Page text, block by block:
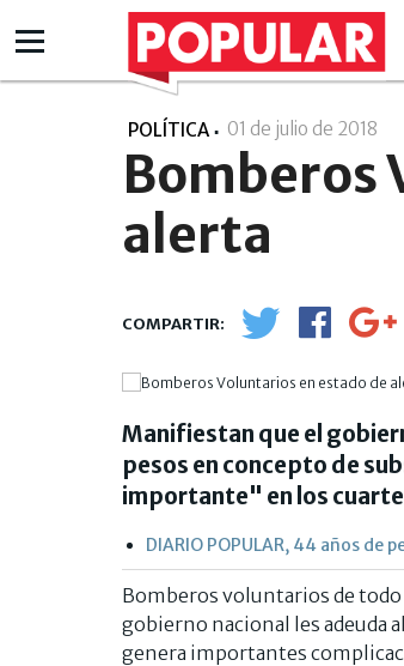
POLÍTICA 01 de julio de 2018
Bomberos
alerta
Manifiestan que el
pesos en concepto de
importante" en los
DIARIO POPULAR, 44 años de
Bomberos voluntarios de todo
gobierno nacional les adeuda
genera importantes